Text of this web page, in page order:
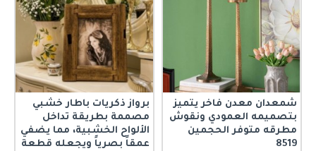
شمعدان معدن فاخر يتميز
بتصميمه العمودي ونقوش
مطرقه متوفر الحجمين
8519
برواز ذكريات باطار خشبي
مصممة بطريقة تداخل
الألواح الخشبية، مما يضفي
عمقاً بصرياً ويجعله قطعة